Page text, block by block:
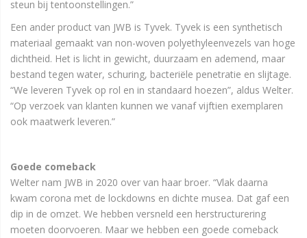
steun bij tentoonstellingen.”
Een ander product van JWB is Tyvek. Tyvek is een synthetisch
materiaal gemaakt van non-woven polyethyleenvezels van hoge
dichtheid. Het is licht in gewicht, duurzaam en ademend, maar
bestand tegen water, schuring, bacteriële penetratie en slijtage.
“We leveren Tyvek op rol en in standaard hoezen”, aldus Welter.
“Op verzoek van klanten kunnen we vanaf vijftien exemplaren
ook maatwerk leveren.”
Goede comeback
Welter nam JWB in 2020 over van haar broer. “Vlak daarna
kwam corona met de lockdowns en dichte musea. Dat gaf een
dip in de omzet. We hebben versneld een herstructurering
moeten doorvoeren. Maar we hebben een goede comeback